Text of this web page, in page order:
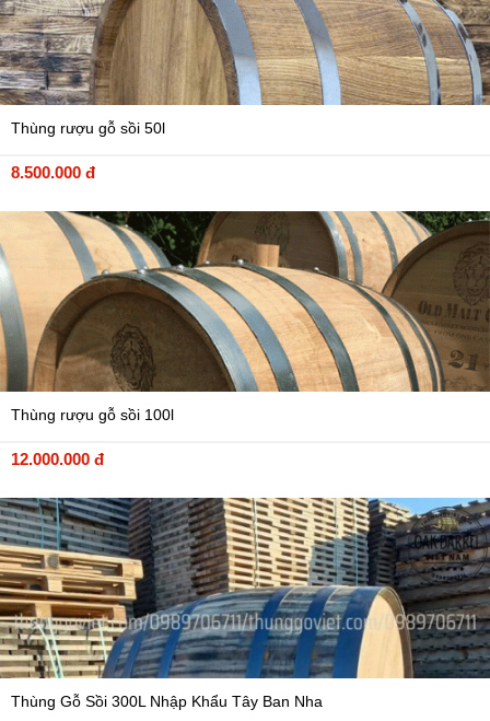
Thùng rượu gỗ sồi 50l
8.500.000 đ
Thùng rượu gỗ sồi 100l
12.000.000 đ
Thùng Gỗ Sồi 300L Nhập Khẩu Tây Ban Nha